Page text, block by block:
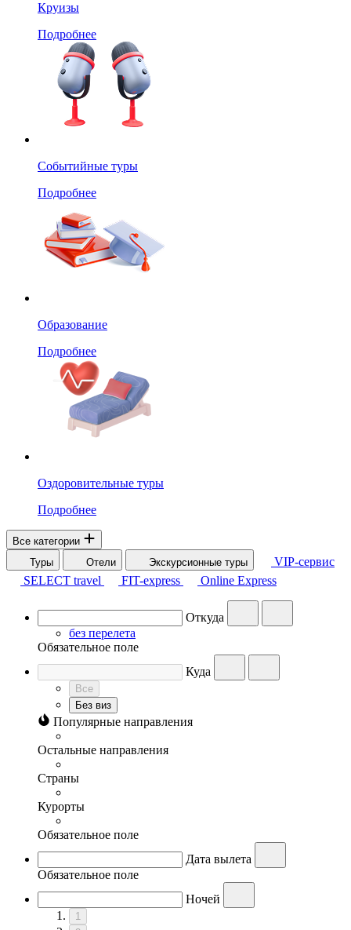
Круизы
Подробнее
Событийные туры
Подробнее
Образование
Подробнее
Оздоровительные туры
Подробнее
Все категории
Туры
Отели Экскурсионные туры
VIP-сервис
SELECT travel
FIT-express Online Express
Откуда
без перелета
Обязательное поле
Куда
Все
Без виз
Популярные направления
Остальные направления
Страны
Курорты
Обязательное поле
Дата вылета
Обязательное поле
Ночей
1